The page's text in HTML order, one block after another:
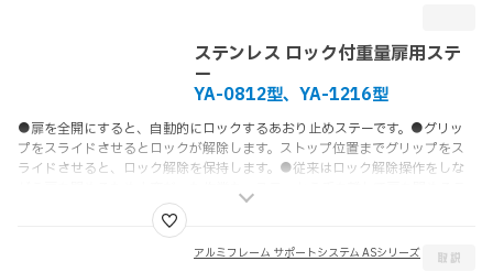
ステンレス ロック付重量扉用ステ
ー
YA-0812型、YA-1216型
●扉を全開にすると、自動的にロックするあおり止めステーです。●グリッ
プをスライドさせるとロックが解除します。ストップ位置までグリップをス
ライドさせると、ロック解除を保持します。●従来はロック解除操作をしな
とができるため、安全・確実です。●上蓋扉、上開き扉にも使えます。●1本
使い、2本使いとも使えます。
アルミフレーム サポートシステム ASシリーズ